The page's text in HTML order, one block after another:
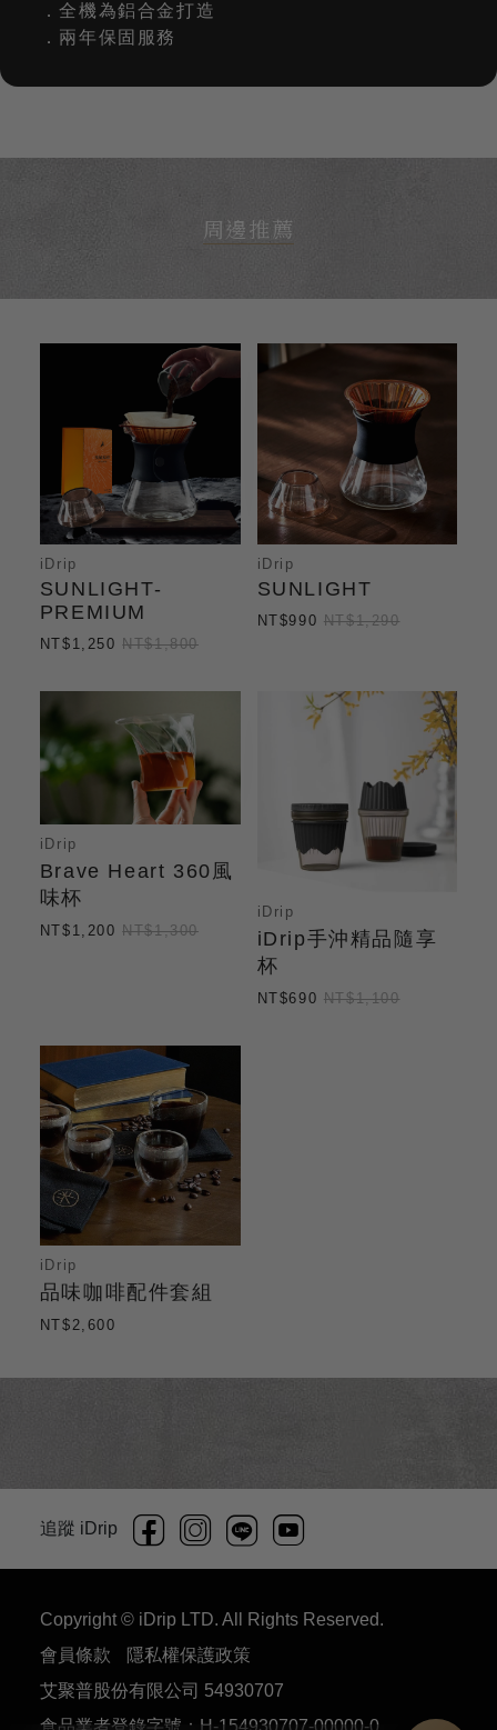
．全機為鋁合金打造
．兩年保固服務
周邊推薦
iDrip
SUNLIGHT-
PREMIUM
NT$1,250NT$1,800
iDrip
SUNLIGHT
NT$990 NT$1,290
iDrip
Brave Heart 360風
味杯
NT$1,200NT$1,300
iDrip
iDrip手沖精品隨享
杯
NT$690 NT$1,100
iDrip
品味咖啡配件套組
NT$2,600
追蹤 iDrip
Copyright © iDrip LTD. All Rights Reserved.
會員條款
隱私權保護政策
艾聚普股份有限公司 54930707